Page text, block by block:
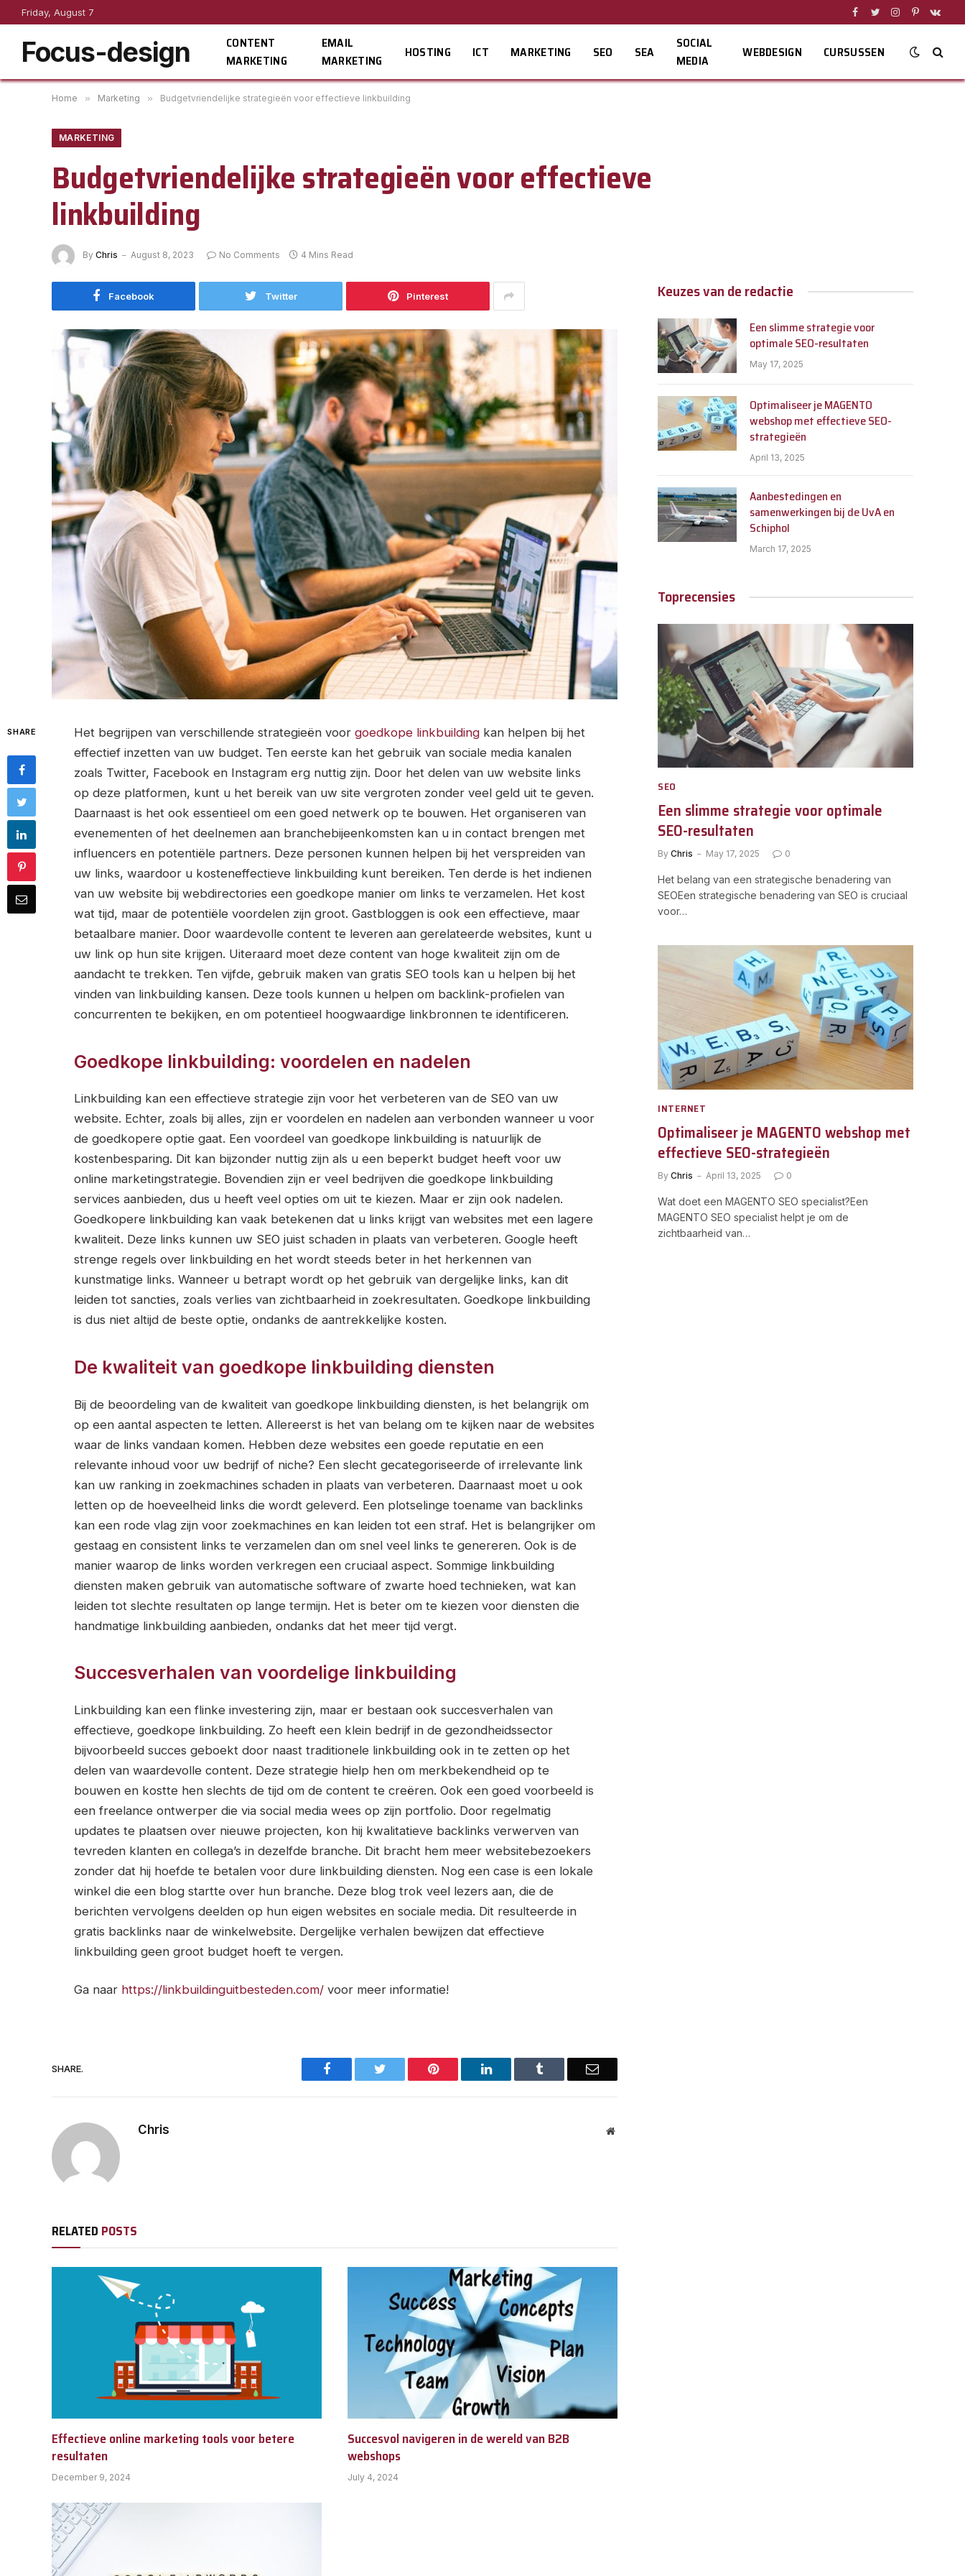
Friday, August 7
Facebook
TwitterInstagram
Pinterest
Focus-design
CONTENT
MARKETING
EMAIL
MARKETING
HOSTING ICT MARKETING SEO SEA
SOCIAL
MEDIA
WEBDESIGN CURSUSSEN
Home » Marketing » Budgetvriendelijke strategieën voor effectieve linkbuilding
MARKETING
Budgetvriendelijke strategieën voor effectieve
linkbuilding
By Chris August 8, 2023 No Comments 4 Mins Read
Facebook Twitter Pinterest
SHARE Het begrijpen van verschillende strategieën voor goedkope linkbuilding kan helpen bij het
effectief inzetten van uw budget. Ten eerste kan het gebruik van sociale media kanalen
zoals Twitter, Facebook en Instagram erg nuttig zijn. Door het delen van uw website links
op deze platformen, kunt u het bereik van uw site vergroten zonder veel geld uit te geven.
Daarnaast is het ook essentieel om een goed netwerk op te bouwen. Het organiseren van
evenementen of het deelnemen aan branchebijeenkomsten kan u in contact brengen met
influencers en potentiële partners. Deze personen kunnen helpen bij het verspreiden van
uw links, waardoor u kosteneffectieve linkbuilding kunt bereiken. Ten derde is het indienen
van uw website bij webdirectories een goedkope manier om links te verzamelen. Het kost
wat tijd, maar de potentiële voordelen zijn groot. Gastbloggen is ook een effectieve, maar
betaalbare manier. Door waardevolle content te leveren aan gerelateerde websites, kunt u
uw link op hun site krijgen. Uiteraard moet deze content van hoge kwaliteit zijn om de
aandacht te trekken. Ten vijfde, gebruik maken van gratis SEO tools kan u helpen bij het
vinden van linkbuilding kansen. Deze tools kunnen u helpen om backlink-profielen van
concurrenten te bekijken, en om potentieel hoogwaardige linkbronnen te identificeren.
Goedkope linkbuilding: voordelen en nadelen
Linkbuilding kan een effectieve strategie zijn voor het verbeteren van de SEO van uw
website. Echter, zoals bij alles, zijn er voordelen en nadelen aan verbonden wanneer u voor
de goedkopere optie gaat. Een voordeel van goedkope linkbuilding is natuurlijk de
kostenbesparing. Dit kan bijzonder nuttig zijn als u een beperkt budget heeft voor uw
online marketingstrategie. Bovendien zijn er veel bedrijven die goedkope linkbuilding
services aanbieden, dus u heeft veel opties om uit te kiezen. Maar er zijn ook nadelen.
Goedkopere linkbuilding kan vaak betekenen dat u links krijgt van websites met een lagere
kwaliteit. Deze links kunnen uw SEO juist schaden in plaats van verbeteren. Google heeft
strenge regels over linkbuilding en het wordt steeds beter in het herkennen van
kunstmatige links. Wanneer u betrapt wordt op het gebruik van dergelijke links, kan dit
leiden tot sancties, zoals verlies van zichtbaarheid in zoekresultaten. Goedkope linkbuilding
is dus niet altijd de beste optie, ondanks de aantrekkelijke kosten.
De kwaliteit van goedkope linkbuilding diensten
Bij de beoordeling van de kwaliteit van goedkope linkbuilding diensten, is het belangrijk om
op een aantal aspecten te letten. Allereerst is het van belang om te kijken naar de websites
waar de links vandaan komen. Hebben deze websites een goede reputatie en een
relevante inhoud voor uw bedrijf of niche? Een slecht gecategoriseerde of irrelevante link
kan uw ranking in zoekmachines schaden in plaats van verbeteren. Daarnaast moet u ook
letten op de hoeveelheid links die wordt geleverd. Een plotselinge toename van backlinks
kan een rode vlag zijn voor zoekmachines en kan leiden tot een straf. Het is belangrijker om
gestaag en consistent links te verzamelen dan om snel veel links te genereren. Ook is de
manier waarop de links worden verkregen een cruciaal aspect. Sommige linkbuilding
diensten maken gebruik van automatische software of zwarte hoed technieken, wat kan
leiden tot slechte resultaten op lange termijn. Het is beter om te kiezen voor diensten die
handmatige linkbuilding aanbieden, ondanks dat het meer tijd vergt.
Succesverhalen van voordelige linkbuilding
Linkbuilding kan een flinke investering zijn, maar er bestaan ook succesverhalen van
effectieve, goedkope linkbuilding. Zo heeft een klein bedrijf in de gezondheidssector
bijvoorbeeld succes geboekt door naast traditionele linkbuilding ook in te zetten op het
delen van waardevolle content. Deze strategie hielp hen om merkbekendheid op te
bouwen en kostte hen slechts de tijd om de content te creëren. Ook een goed voorbeeld is
een freelance ontwerper die via social media wees op zijn portfolio. Door regelmatig
updates te plaatsen over nieuwe projecten, kon hij kwalitatieve backlinks verwerven van
tevreden klanten en collega’s in dezelfde branche. Dit bracht hem meer websitebezoekers
zonder dat hij hoefde te betalen voor dure linkbuilding diensten. Nog een case is een lokale
winkel die een blog startte over hun branche. Deze blog trok veel lezers aan, die de
berichten vervolgens deelden op hun eigen websites en sociale media. Dit resulteerde in
gratis backlinks naar de winkelwebsite. Dergelijke verhalen bewijzen dat effectieve
linkbuilding geen groot budget hoeft te vergen.
Ga naar https://linkbuildinguitbesteden.com/ voor meer informatie!
SHARE. Facebook Twitter Pinterest LinkedIn Tumblr Email
Chris Website
RELATED POSTS
Effectieve online marketing tools voor betere
resultaten
December 9, 2024
Succesvol navigeren in de wereld van B2B
webshops
July 4, 2024
Keuzes van de redactie
Een slimme strategie voor
optimale SEO-resultaten
May 17, 2025
Optimaliseer je MAGENTO
webshop met effectieve SEO-
strategieën
April 13, 2025
Aanbestedingen en
samenwerkingen bij de UvA en
Schiphol
March 17, 2025
Toprecensies
SEO
Een slimme strategie voor optimale
SEO-resultaten
By Chris May 17, 2025 0
Het belang van een strategische benadering van
SEOEen strategische benadering van SEO is cruciaal
voor…
INTERNET
Optimaliseer je MAGENTO webshop met
effectieve SEO-strategieën
By Chris April 13, 2025 0
Wat doet een MAGENTO SEO specialist?Een
MAGENTO SEO specialist helpt je om de
zichtbaarheid van…